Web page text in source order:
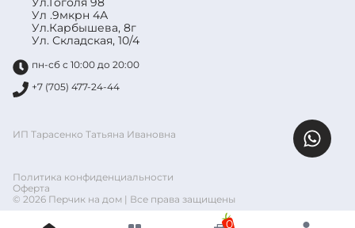
Ул .9мкрн 4А
Ул.Карбышева, 8г
Ул. Складская, 10/4
пн-сб с 10:00 до 20:00
+7 (705) 477-24-44
ИП Тарасенко Татьяна Ивановна
Политика конфиденциальности
Оферта
© 2026 Перчик на дом | Все права защищены
0